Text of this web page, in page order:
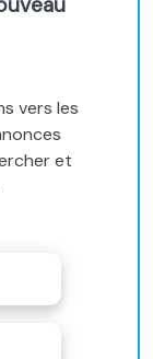
vers les
et